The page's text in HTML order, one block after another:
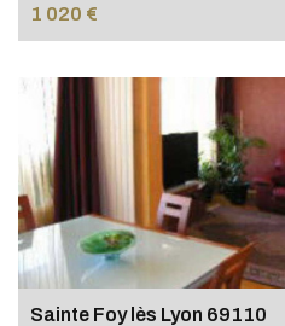
1 020 €
Sainte Foy lès Lyon 69110